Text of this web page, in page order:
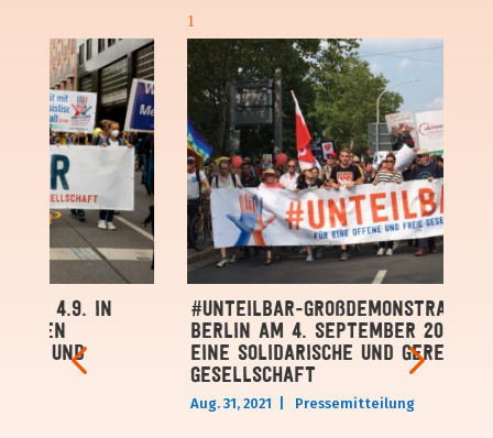
4.9. in
und
#unteilbar-Großdemonstration in
Berlin am 4. September 2021 für
eine solidarische und gerechte
Gesellschaft
Aug. 31, 2021 | Pressemitteilung